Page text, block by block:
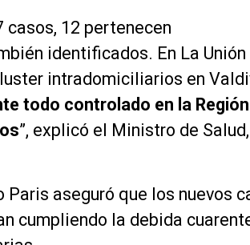
casos, 12 pertenecen
identificados. En La Unión
intradomiciliarios en
todo controlado en la
”, explicó el Ministro de
aseguró que los nuevos
cumpliendo la debida